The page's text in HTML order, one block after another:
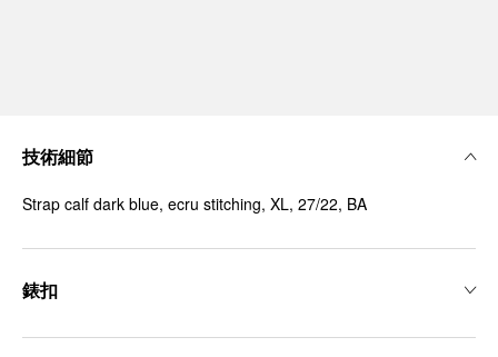
技術細節
Strap calf dark blue, ecru stitching, XL, 27/22, BA
錶扣